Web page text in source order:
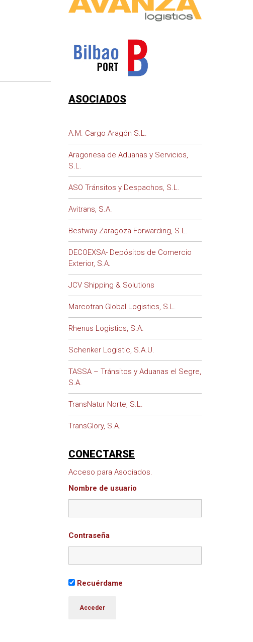
ASOCIADOS
A.M. Cargo Aragón S.L.
Aragonesa de Aduanas y Servicios,
S.L.
ASO Tránsitos y Despachos, S.L.
Avitrans, S.A.
Bestway Zaragoza Forwarding, S.L.
DECOEXSA- Depósitos de Comercio
Exterior, S.A.
JCV Shipping & Solutions
Marcotran Global Logistics, S.L.
Rhenus Logistics, S.A.
Schenker Logistic, S.A.U.
TASSA – Tránsitos y Aduanas el Segre,
S.A.
TransNatur Norte, S.L.
TransGlory, S.A.
CONECTARSE
Acceso para Asociados.
Nombre de usuario
Contraseña
Recuérdame